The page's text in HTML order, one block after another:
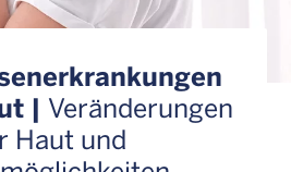
| Veränderungen
Haut und